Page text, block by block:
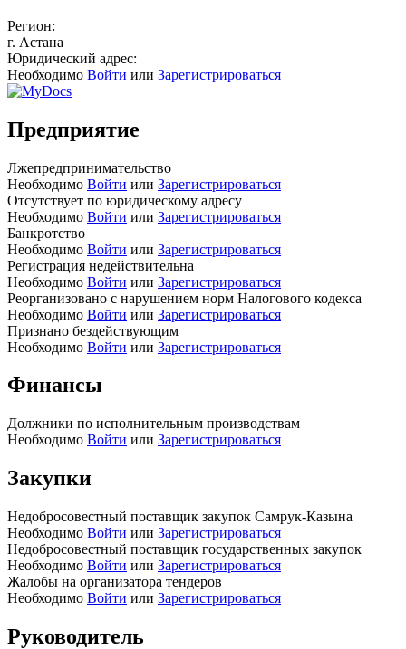
Регион:
г. Астана
Юридический адрес:
Необходимо Войти или Зарегистрироваться
Предприятие
Лжепредпринимательство
Необходимо Войти или Зарегистрироваться
Отсутствует по юридическому адресу
Необходимо Войти или Зарегистрироваться
Банкротство
Необходимо Войти или Зарегистрироваться
Регистрация недействительна
Необходимо Войти или Зарегистрироваться
Реорганизовано с нарушением норм Налогового кодекса
Необходимо Войти или Зарегистрироваться
Признано бездействующим
Необходимо Войти или Зарегистрироваться
Финансы
Должники по исполнительным производствам
Необходимо Войти или Зарегистрироваться
Закупки
Недобросовестный поставщик закупок Самрук-Казына
Необходимо Войти или Зарегистрироваться
Недобросовестный поставщик государственных закупок
Необходимо Войти или Зарегистрироваться
Жалобы на организатора тендеров
Необходимо Войти или Зарегистрироваться
Руководитель